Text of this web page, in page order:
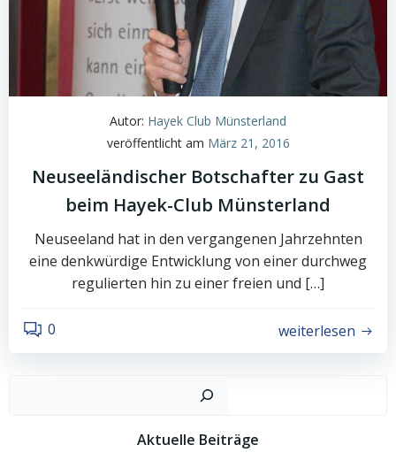
Autor: Hayek Club Münsterland
veröffentlicht am März 21, 2016
Neuseeländischer Botschafter zu Gast
beim Hayek-Club Münsterland
Neuseeland hat in den vergangenen Jahrzehnten
eine denkwürdige Entwicklung von einer durchweg
regulierten hin zu einer freien und […]
0 weiterlesen
Aktuelle Beiträge